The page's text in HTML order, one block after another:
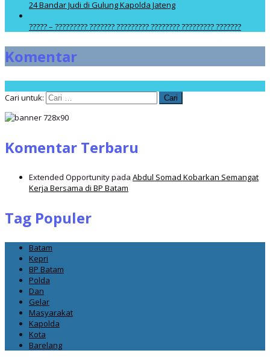
24 Bandar Judi di Gulung Kapolda Jateng
????? – ????????? ??????? ????????? ???????? ????????? ???????
Komentar
Cari untuk:
Komentar Terbaru
Extended Opportunitypada Abdul Somad Kobarkan Semangat
Kerja Bersama di BP Batam
Tag Populer
Batam
Kepri
BP Batam
Polda
Dan
Gelar
Masyarakat
Kapolda
Kota
Barelang